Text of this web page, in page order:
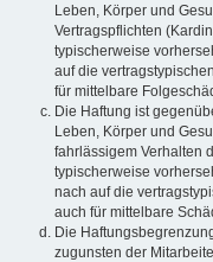
Leben, Körper und
Vertragspflichten
typischerweise
auf die
für mittelbare
Die Haftung ist
Leben, Körper und
fahrlässigem Verhalten
typischerweise
nach auf die
auch für mittelbare
Die
zugunsten der